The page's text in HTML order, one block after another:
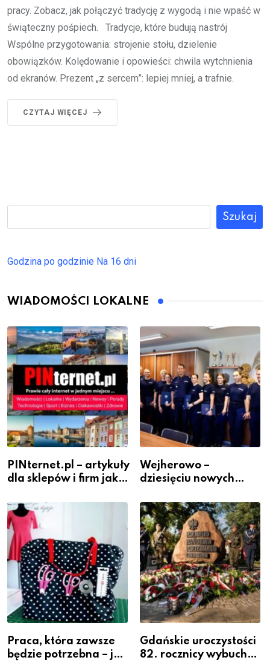
pracy. Zobacz, jak połączyć tradycję z wygodą i nie wpaść w
świąteczny pośpiech. Tradycje, które budują nastrój
Wspólne przygotowania: strojenie stołu, dzielenie
obowiązków. Kolędowanie i opowieści: chwila wytchnienia
od ekranów. Prezent „z sercem”: lepiej mniej, a trafnie.
CZYTAJ WIĘCEJ
Szukaj
Godzina po godzinie Na 16 dni
WIADOMOŚCI LOKALNE
PINternet.pl – artykuły
dla sklepów i firm jako
widoczność
Wejherowo –
dziesięciu nowych
szeregach Komendy
Powiatowej
Praca, która zawsze
będzie potrzebna – jak
Gdańskie uroczystości
82. rocznicy wybuchu